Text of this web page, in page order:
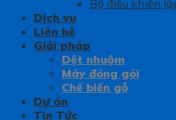
Bộ điều khiển
Dịch vụ
Liên hệ
Giải pháp
Dệt nhuộm
Máy đóng gói
Chế biến gỗ
Dự án
Tin Tức